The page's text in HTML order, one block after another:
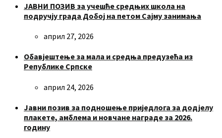
ЈАВНИ ПОЗИВ за учешће средњих школа на
подручју града Добој на петом Сајму занимања
април 27, 2026
Обавјештење за мала и средња предузећа из
Републике Српске
април 24, 2026
Јавни позив за подношење приједлога за додјелу
плакете, амблема и новчане награде за 2026.
годину